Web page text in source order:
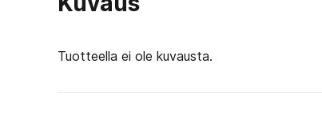
Tuotteella ei ole kuvausta.